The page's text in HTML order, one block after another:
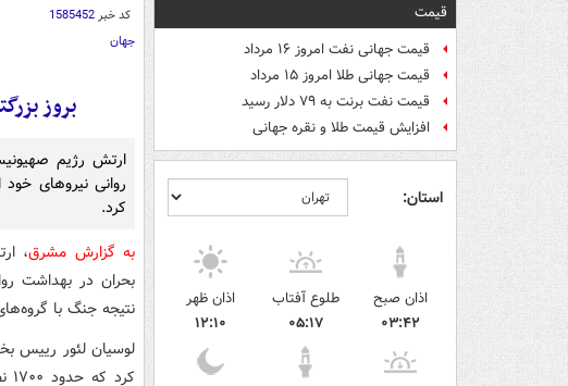
قیمت
قیمت جهانی نفت امروز ۱۶ مرداد
قیمت جهانی طلا امروز ۱۵ مرداد
قیمت نفت برنت به ۷۹ دلار رسید
افزایش قیمت طلا و نقره جهانی
استان:
اذان صبح
۰۳:۴۲
طلوع آفتاب
۰۵:۱۷
اذان ظهر
۱۲:۱۰
کد خبر1585452
جهان
بروز
ارتش رژیم
کرد.
به گزارش مشرق،
نتیجه جنگ با
لوسیان لئور رییس